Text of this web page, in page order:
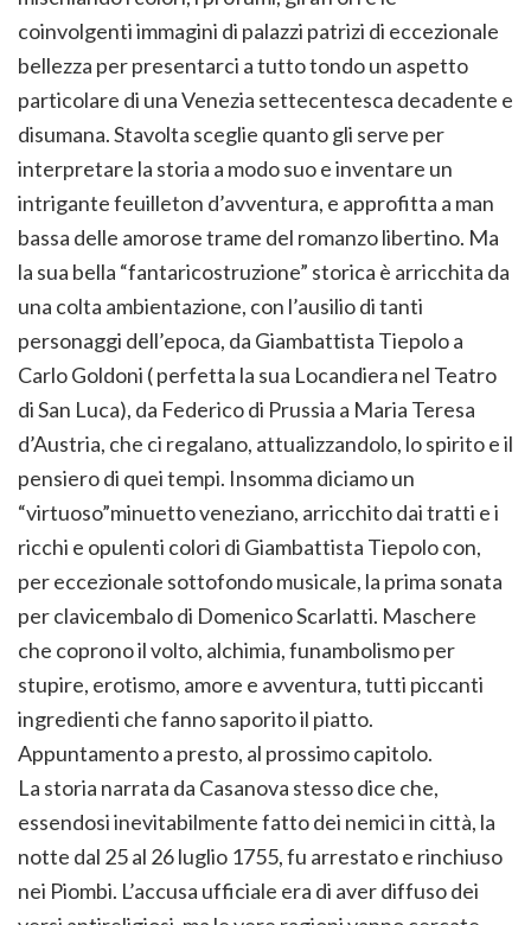
coinvolgenti immagini di palazzi patrizi di eccezionale
bellezza per presentarci a tutto tondo un aspetto
particolare di una Venezia settecentesca decadente e
disumana. Stavolta sceglie quanto gli serve per
interpretare la storia a modo suo e inventare un
intrigante feuilleton d’avventura, e approfitta a man
bassa delle amorose trame del romanzo libertino. Ma
la sua bella “fantaricostruzione” storica è arricchita da
una colta ambientazione, con l’ausilio di tanti
personaggi dell’epoca, da Giambattista Tiepolo a
Carlo Goldoni ( perfetta la sua Locandiera nel Teatro
di San Luca), da Federico di Prussia a Maria Teresa
d’Austria, che ci regalano, attualizzandolo, lo spirito e il
pensiero di quei tempi. Insomma diciamo un
“virtuoso”minuetto veneziano, arricchito dai tratti e i
ricchi e opulenti colori di Giambattista Tiepolo con,
per eccezionale sottofondo musicale, la prima sonata
per clavicembalo di Domenico Scarlatti. Maschere
che coprono il volto, alchimia, funambolismo per
stupire, erotismo, amore e avventura, tutti piccanti
ingredienti che fanno saporito il piatto.
Appuntamento a presto, al prossimo capitolo.
La storia narrata da Casanova stesso dice che,
essendosi inevitabilmente fatto dei nemici in città, la
notte dal 25 al 26 luglio 1755, fu arrestato e rinchiuso
nei Piombi. L’accusa ufficiale era di aver diffuso dei